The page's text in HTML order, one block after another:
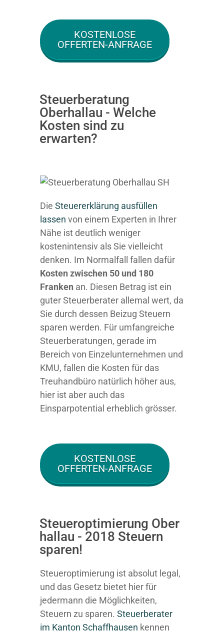
KOSTENLOSE
OFFERTEN-ANFRAGE
Steuerberatung
Oberhallau - Welche
Kosten sind zu
erwarten?
Die Steuererklärung ausfüllen
lassen von einem Experten in Ihrer
Nähe ist deutlich weniger
kostenintensiv als Sie vielleicht
denken. Im Normalfall fallen dafür
Kosten zwischen 50 und 180
Franken an. Diesen Betrag ist ein
guter Steuerberater allemal wert, da
Sie durch dessen Beizug Steuern
sparen werden. Für umfangreiche
Steuerberatungen, gerade im
Bereich von Einzelunternehmen und
KMU, fallen die Kosten für das
Treuhandbüro natürlich höher aus,
hier ist aber auch das
Einsparpotential erheblich grösser.
KOSTENLOSE
OFFERTEN-ANFRAGE
Steueroptimierung Ober
hallau - 2018 Steuern
sparen!
Steueroptimierung ist absolut legal,
und das Gesetz bietet hier für
jedermann die Möglichkeiten,
Steuern zu sparen. Steuerberater
im K anton Schaffhausen kennen